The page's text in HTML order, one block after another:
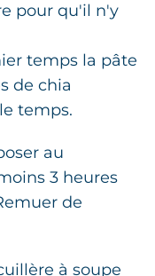
pour qu'il n'y
temps la pâte
de chia
temps.
au
3 heures
de
à soupe